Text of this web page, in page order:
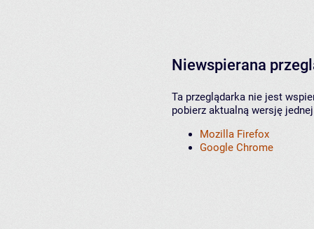
Niewspierana
Ta przeglądarka nie jest
pobierz aktualną wersję
Mozilla Firefox
Google Chrome